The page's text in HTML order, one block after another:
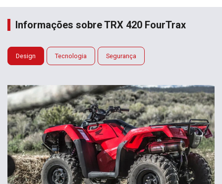
Informações sobre TRX 420 FourTrax
Design Tecnologia Segurança